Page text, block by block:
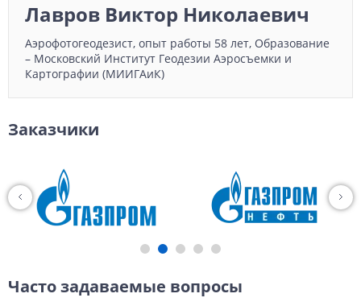
Лавров Виктор Николаевич
Аэрофотогеодезист, опыт работы 58 лет, Образование
– Московский Институт Геодезии Аэросъемки и
Картографии (МИИГАиК)
Заказчики
Часто задаваемые вопросы